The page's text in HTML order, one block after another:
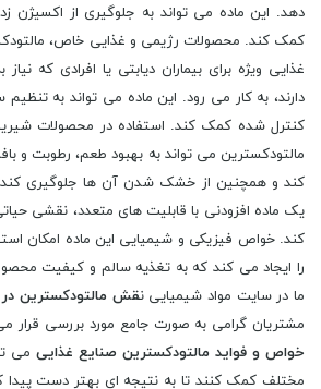
دهد. این ماده می تواند به جلوگیری از اکسیژن
کمک کند. محصولات رژیمی و غذایی خاص،
غذایی ویژه برای بیماران دیابتی یا افرادی که
دارند، به کار می رود. این ماده می تواند به
کنترل شده کمک کند. استفاده در محصولات
مالتودکسترین می تواند به بهبود طعم، رطوبت و
کند و همچنین از خشک شدن آن ها جلوگیری کند.
یک ماده افزودنی با قابلیت های متعدد، نقشی
کند. خواص فیزیکی و شیمیایی این ماده امکان
را ایجاد می کند که به تغذیه سالم و کیفیت
ما در سایت مواد شیمیایی نقش مالتودکسترین
مشتریان گرامی به صورت جامع مورد بررسی قرار
خواص و فواید مالتودکسترین صنایع غذایی می
مختلف کمک کنند تا به نتیجه ای بهتر دست